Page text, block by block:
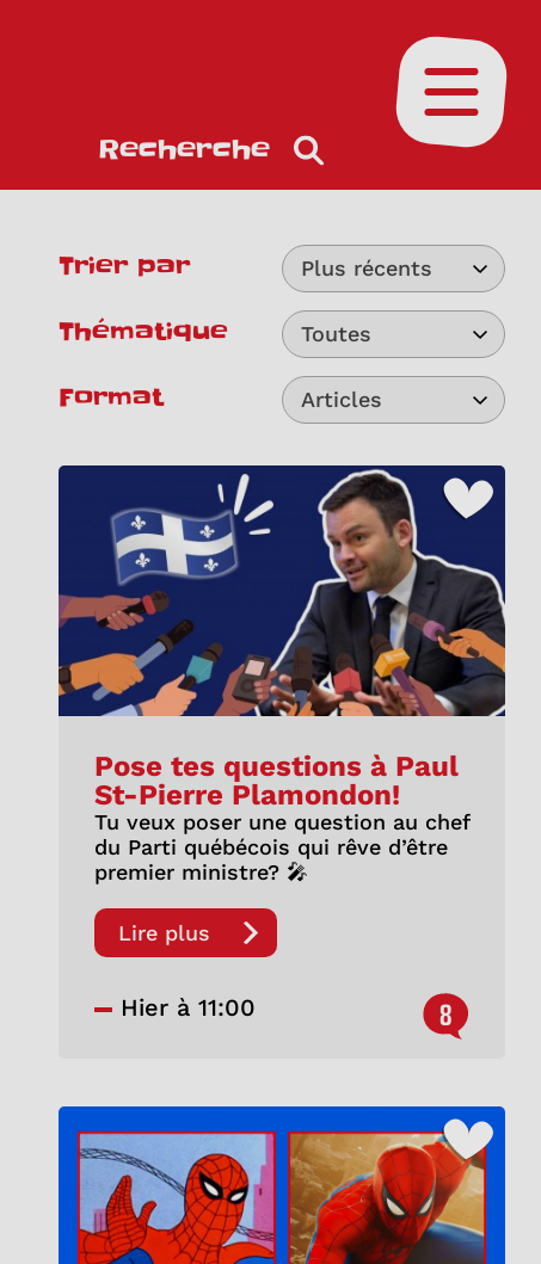
Recherche
Ouvrir le
Trier par Plus récents
Thématique Toutes
Format Articles
Pose tes questions à Paul
St-Pierre Plamondon!
Tu veux poser une question au chef
du Parti québécois qui rêve d’être
premier ministre? 🎤
Lire plus
Hier à 11:00 8